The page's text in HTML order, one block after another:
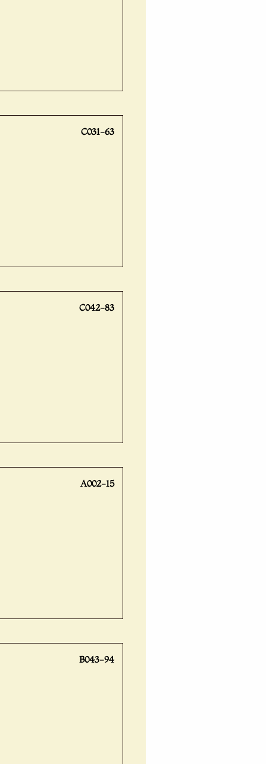
C031-63
C042-83
A002-15
B043-94